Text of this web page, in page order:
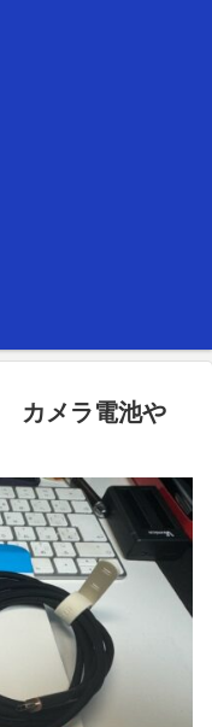
カメラ電池や